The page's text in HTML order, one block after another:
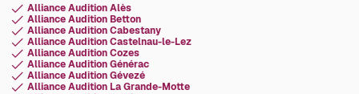
Alliance Audition Alès
Alliance Audition Betton
Alliance Audition Cabestany
Alliance Audition Castelnau-le-Lez
Alliance Audition Cozes
Alliance Audition Générac
Alliance Audition Gévezé
Alliance Audition La Grande-Motte